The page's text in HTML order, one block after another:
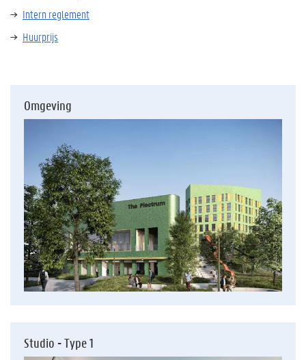
Intern reglement
Huurprijs
Omgeving
Studio - Type 1